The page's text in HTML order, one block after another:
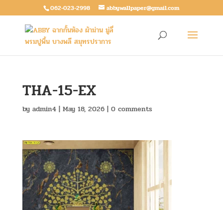
062-023-2998 abbywallpaper@gmail.com
THA-15-EX
by admin4| May 18, 2026| 0 comments